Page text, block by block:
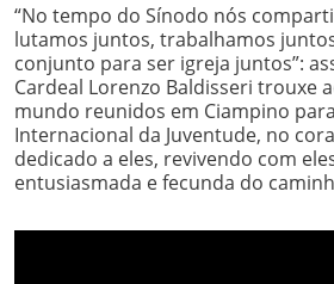
“No tempo do Sínodo nós
lutamos juntos, trabalhamos
conjunto para ser igreja juntos”:
Cardeal Lorenzo Baldisseri trouxe
mundo reunidos em Ciampino
Internacional da Juventude, no
dedicado a eles, revivendo com
entusiasmada e fecunda do